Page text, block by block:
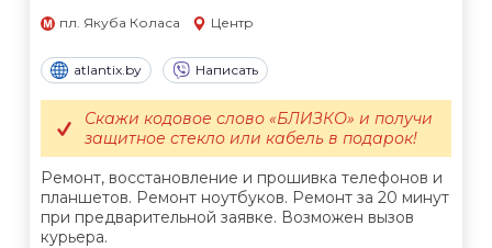
пл. Якуба Коласа Центр
atlantix.by Написать
Ремонт, восстановление и прошивка телефонов и
планшетов. Ремонт ноутбуков. Ремонт за 20 минут
при предварительной заявке. Возможен вызов
курьера.
Скажи кодовое слово «БЛИЗКО» и получи
защитное стекло или кабель в подарок!